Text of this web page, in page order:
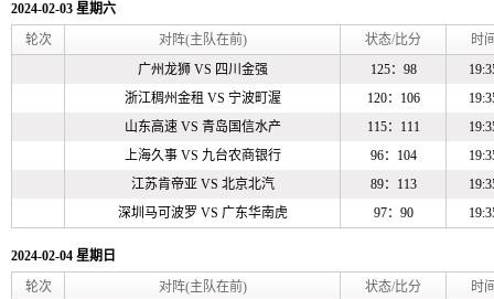
2024-02-03 星期六
轮次
对阵(主队在前) 状态/比分
时
广州龙狮 VS 四川金强 125：98
浙江稠州金租 VS 宁波町渥 120：106
山东高速 VS 青岛国信水产 115：111
上海久事VS 九台农商银行 96：104
江苏肯帝亚VS 北京北汽 89：113
深圳马可波罗 VS 广东华南虎 97：90
2024-02-04 星期日
轮次
对阵(主队在前) 状态/比分
时